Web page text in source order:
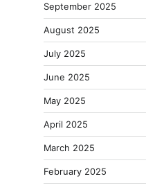
September 2025
August 2025
July 2025
June 2025
May 2025
April 2025
March 2025
February 2025